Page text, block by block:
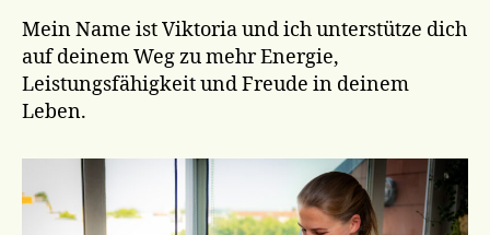
Mein Name ist Viktoria und ich unterstütze dich
auf deinem Weg zu mehr Energie,
Leistungsfähigkeit und Freude in deinem
Leben.